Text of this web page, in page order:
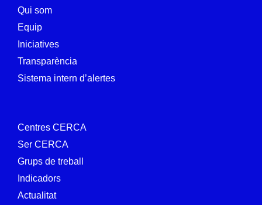
Qui som
Equip
Iniciatives
Transparència
Sistema intern d’alertes
Centres CERCA
Ser CERCA
Grups de treball
Indicadors
Actualitat